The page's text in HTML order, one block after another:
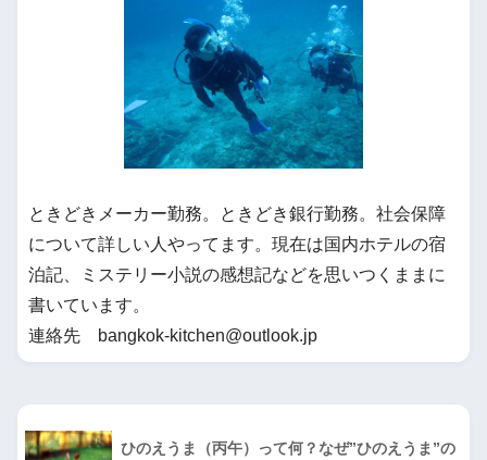
ときどきメーカー勤務。ときどき銀行勤務。社会保障
について詳しい人やってます。現在は国内ホテルの宿
泊記、ミステリー小説の感想記などを思いつくままに
書いています。
連絡先 bangkok-kitchen@outlook.jp
ひのえうま（丙午）って何？なぜ”ひのえうま”の